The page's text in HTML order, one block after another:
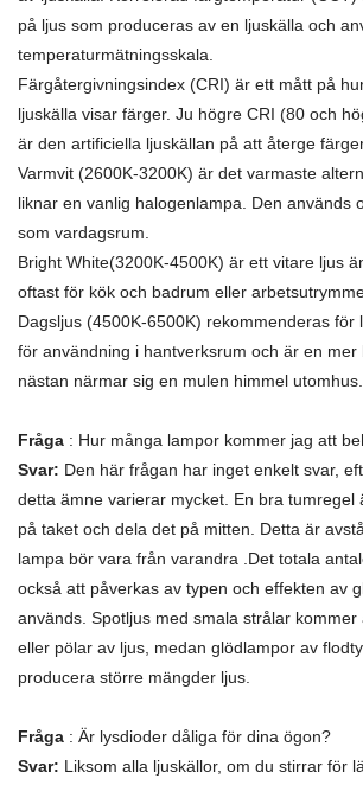
på ljus som produceras av en ljuskälla och
temperaturmätningsskala.
Färgåtergivningsindex (CRI) är ett mått på
ljuskälla visar färger. Ju högre CRI (80 och
är den artificiella ljuskällan på att återge
Varmvit (2600K-3200K) är det varmaste
liknar en vanlig halogenlampa. Den används
som vardagsrum.
Bright White(3200K-4500K) är ett vitare ljus
oftast för kök och badrum eller
Dagsljus (4500K-6500K) rekommenderas för
för användning i hantverksrum och är en mer
nästan närmar sig en mulen himmel utomhus.
Fråga : Hur många lampor kommer jag att
Svar: Den här frågan har inget enkelt svar,
detta ämne varierar mycket. En bra tumregel
på taket och dela det på mitten. Detta är
lampa bör vara från varandra .Det totala
också att påverkas av typen och effekten av
används. Spotljus med smala strålar
eller pölar av ljus, medan glödlampor av
producera större mängder ljus.
Fråga : Är lysdioder dåliga för dina ögon?
Svar: Liksom alla ljuskällor, om du stirrar för